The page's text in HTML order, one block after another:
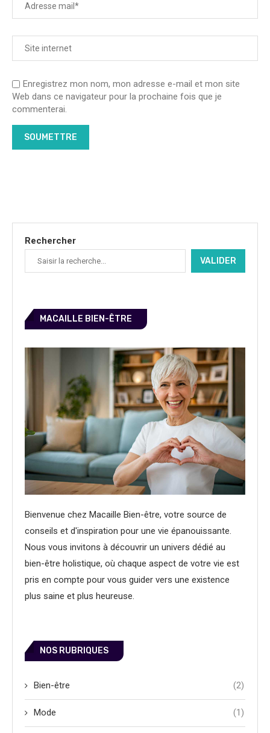
Enregistrez mon nom, mon adresse e-mail et mon site
Web dans ce navigateur pour la prochaine fois que je
commenterai.
Rechercher
VALIDER
MACAILLE BIEN-ÊTRE
Bienvenue chez Macaille Bien-être, votre source de
conseils et d'inspiration pour une vie épanouissante.
Nous vous invitons à découvrir un univers dédié au
bien-être holistique, où chaque aspect de votre vie est
pris en compte pour vous guider vers une existence
plus saine et plus heureuse.
NOS RUBRIQUES
Bien-être (2)
Mode (1)